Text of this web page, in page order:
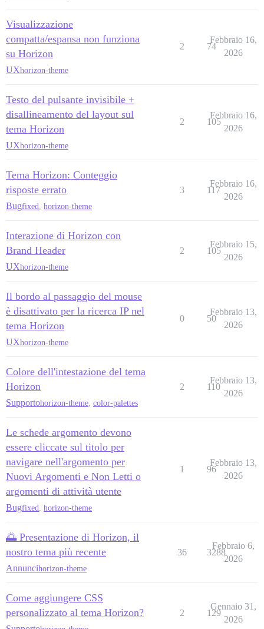
Visualizzazione
compatta/espansa non funziona
su Horizon
UXhorizon-theme
2 74
Febbraio 16,
2026
Testo del pulsante invisibile +
disallineamento del layout sul
tema Horizon
UXhorizon-theme
2 105
Febbraio 16,
2026
Tema Horizon: Conteggio
risposte errato
Bugfixed horizon-theme
3 117
Febbraio 16,
2026
Interazione di Horizon con
Brand Header
UXhorizon-theme
2 105
Febbraio 15,
2026
Il bordo al passaggio del mouse
è disattivato per la ricerca IP nel
tema Horizon
UXhorizon-theme
0 50
Febbraio 13,
2026
Colore dell'intestazione del tema
Horizon
Supportohorizon-theme color-palettes
2 110
Febbraio 13,
2026
Le schede argomento devono
essere cliccate sul titolo per
navigare nell'argomento per
Nuovi Argomenti e Non Letti o
argomenti di attività utente
Bugfixed horizon-theme
1 96
Febbraio 13,
2026
🌅 Presentazione di Horizon, il
nostro tema più recente
Annuncihorizon-theme
36 3288
Febbraio 6,
2026
Come aggiungere CSS
personalizzato al tema Horizon?
2 129
Gennaio 31,
2026